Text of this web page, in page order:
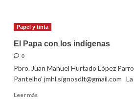
la
esperanza
de
la
Papel y tinta
El Papa con los indígenas
0
Pbro. Juan Manuel Hurtado López
Pantelho’ jmhl.signosdlt@gmail.com
Leer másLeer